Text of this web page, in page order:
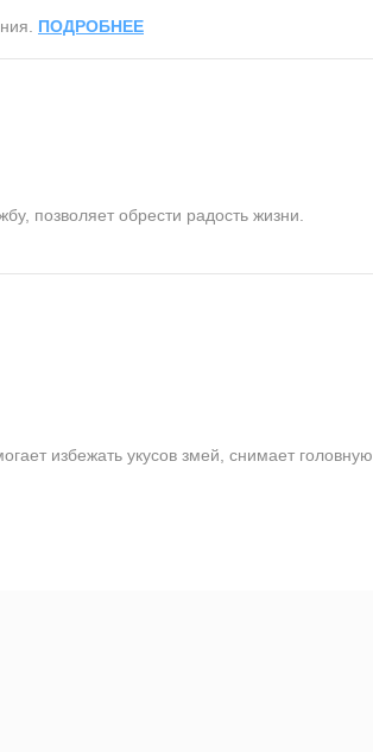
ПОДРОБНЕЕ
позволяет обрести радость жизни.
избежать укусов змей, снимает головную